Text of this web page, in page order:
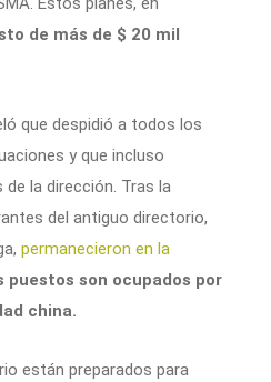
de más de $ 20 mil
que despidió a todos los
y que incluso
la dirección. Tras la
del antiguo directorio,
permanecieron en la
puestos son ocupados por
china.
están preparados para